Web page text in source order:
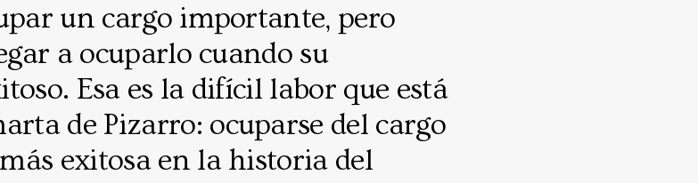
un cargo importante, pero
a ocuparlo cuando su
Esa es la difícil labor que está
de Pizarro: ocuparse del cargo
exitosa en la historia del